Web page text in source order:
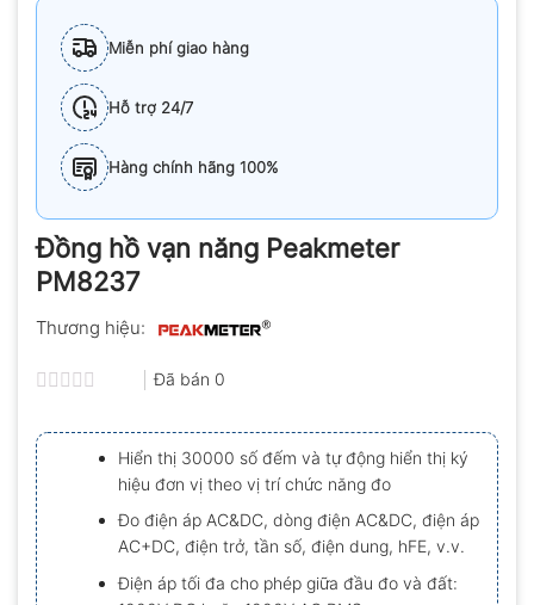
Miễn phí giao hàng
Hỗ trợ 24/7
Hàng chính hãng 100%
Đồng hồ vạn năng Peakmeter
PM8237
Thương hiệu:
xếp
hạng
0.0
5
sao
Đã bán 0
Hiển thị 30000 số đếm và tự động hiển thị ký
hiệu đơn vị theo vị trí chức năng đo
Đo điện áp AC&DC, dòng điện AC&DC, điện áp
AC+DC, điện trở, tần số, điện dung, hFE, v.v.
Điện áp tối đa cho phép giữa đầu đo và đất: